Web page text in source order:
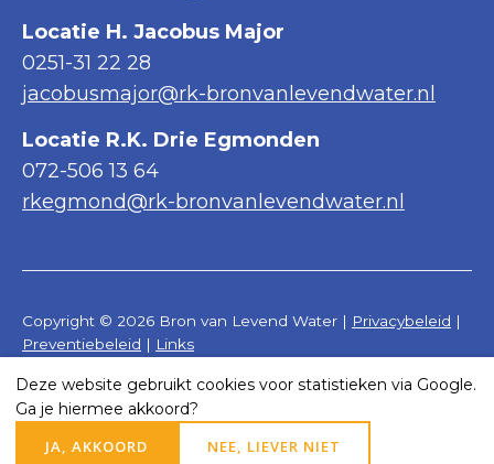
Locatie H. Jacobus Major
0251-31 22 28
jacobusmajor@rk-bronvanlevendwater.nl
Locatie R.K. Drie Egmonden
072-506 13 64
rkegmond@rk-bronvanlevendwater.nl
Copyright © 2026 Bron van Levend Water | Privacybeleid |
Preventiebeleid | Links
Realisatie website door:Webheld.nl
Deze website gebruikt cookies voor statistieken via Google.
Ga je hiermee akkoord?
JA, AKKOORD
NEE, LIEVER NIET